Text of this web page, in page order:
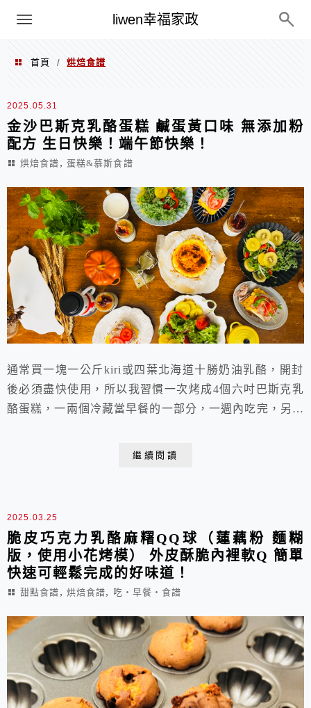
liwen幸福家政
menu
首頁 / 烘焙食譜
烘焙食譜
2025.05.31
金沙巴斯克乳酪蛋糕 鹹蛋黃口味 無添加粉
配方 生日快樂！端午節快樂！
烘焙食譜 , 蛋糕&慕斯食譜
通常買一塊一公斤kiri或四葉北海道十勝奶油乳酪，開封
後必須盡快使用，所以我習慣一次烤成4個六吋巴斯克乳
酪蛋糕，一兩個冷藏當早餐的一部分，一週內吃完，另外
繼續閱讀
2025.03.25
脆皮巧克力乳酪麻糬QQ球（蓮藕粉 麵糊
版，使用小花烤模） 外皮酥脆內裡軟Q 簡單
快速可輕鬆完成的好味道！
甜點食譜 , 烘焙食譜, 吃‧早餐‧食譜